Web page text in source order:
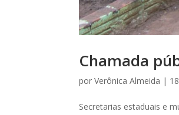
Chamada
porVerônica Almeida |
Secretarias estaduais e